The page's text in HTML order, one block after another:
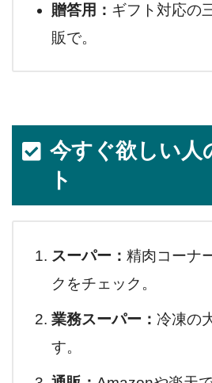
贈答用： ギフト対応の
販で。
今すぐ欲しい人
ト
スーパー： 精肉コーナ
クをチェック。
業務スーパー： 冷凍の
す。